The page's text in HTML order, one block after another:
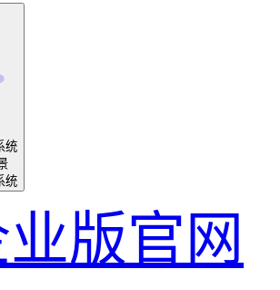
统
统
版官网